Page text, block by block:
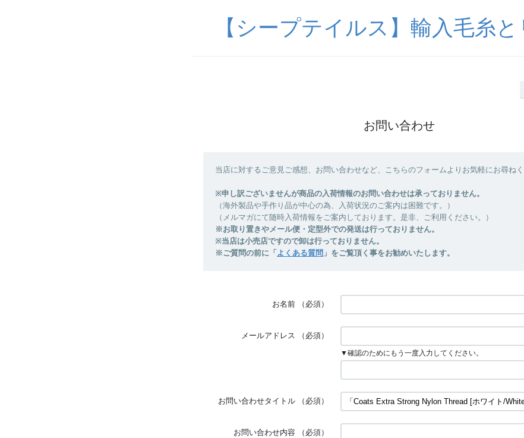
【シープテイルス】輸入毛糸
お問い合わせ
当店に対するご意見ご感想、お問い合わせなど、こちらのフォームよりお気軽にお尋ねく
※申し訳ございませんが商品の入荷情報のお問い合わせは承っておりません。
（海外製品や手作り品が中心の為、入荷状況のご案内は困難です。）
（メルマガにて随時入荷情報をご案内しております。是非、ご利用ください。）
※お取り置きやメール便・定型外での発送は行っておりません。
※当店は小売店ですので卸は行っておりません。
※ご質問の前に「 よくある質問 」をご覧頂く事をお勧めいたします。
お名前 （必須）
メールアドレス （必須）
▼確認のためにもう一度入力してください。
お問い合わせタイトル （必須）
お問い合わせ内容 （必須）